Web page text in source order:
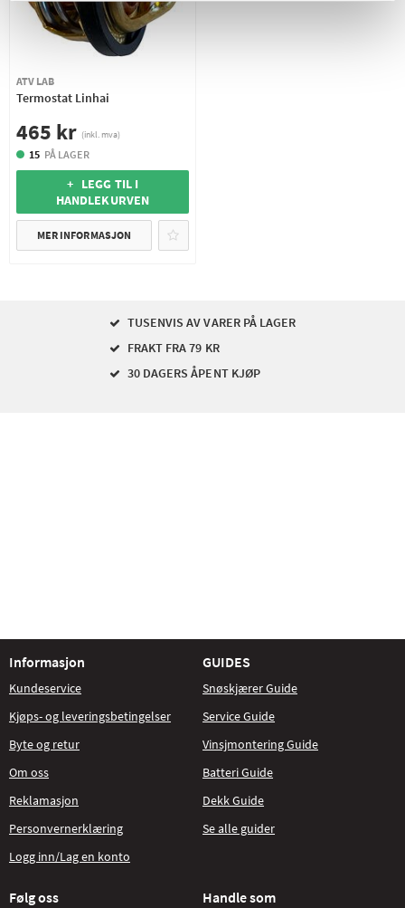
ATV LAB
Termostat Linhai
465 kr (inkl. mva)
15 PÅ LAGER
+ LEGG TIL I
HANDLEKURVEN
MER INFORMASJON
TUSENVIS AV VARER PÅ LAGER
FRAKT FRA 79 KR
30 DAGERS ÅPENT KJØP
Informasjon
Kundeservice
Kjøps- og leveringsbetingelser
Byte og retur
Om oss
Reklamasjon
Personvernerklæring
Logg inn/Lag en konto
GUIDES
Snøskjærer Guide
Service Guide
Vinsjmontering Guide
Batteri Guide
Dekk Guide
Se alle guider
Følg oss Handle som